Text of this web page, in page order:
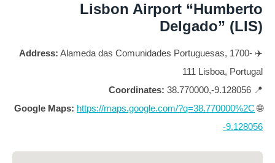
Lisbon Airport “Humberto
Delgado” (LIS)
✈️
Address: Alameda das Comunidades Portuguesas, 1700-
111 Lisboa, Portugal
📍
Coordinates: 38.770000,-9.128056
🌐
Google Maps: https://maps.google.com/?q=38.770000%2C
-9.128056